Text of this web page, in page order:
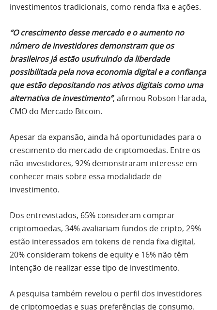
investimentos tradicionais, como renda fixa e ações.
“O crescimento desse mercado e o aumento no
número de investidores demonstram que os
brasileiros já estão usufruindo da liberdade
possibilitada pela nova economia digital e a confiança
que estão depositando nos ativos digitais como uma
alternativa de investimento”, afirmou Robson Harada,
CMO do Mercado Bitcoin.
Apesar da expansão, ainda há oportunidades para o
crescimento do mercado de criptomoedas. Entre os
não-investidores, 92% demonstraram interesse em
conhecer mais sobre essa modalidade de
investimento.
Dos entrevistados, 65% consideram comprar
criptomoedas, 34% avaliariam fundos de cripto, 29%
estão interessados em tokens de renda fixa digital,
20% consideram tokens de equity e 16% não têm
intenção de realizar esse tipo de investimento.
A pesquisa também revelou o perfil dos investidores
de criptomoedas e suas preferências de consumo.